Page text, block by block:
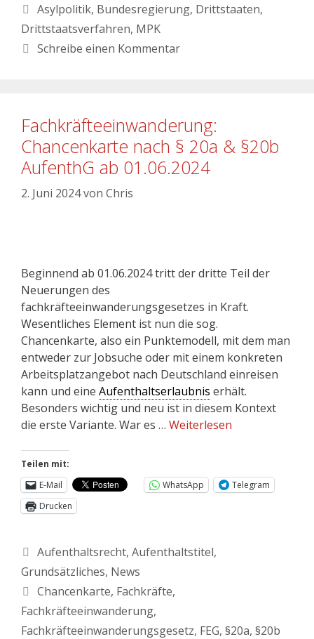
Asylpolitik, Bundesregierung, Drittstaaten,
Drittstaatsverfahren, MPK
Schreibe einen Kommentar
Fachkräfteeinwanderung:
Chancenkarte nach § 20a & §20b
AufenthG ab 01.06.2024
2. Juni 2024von Chris
Beginnend ab 01.06.2024 tritt der dritte Teil der
Neuerungen des
fachkräfteeinwanderungsgesetzes in Kraft.
Wesentliches Element ist nun die sog.
Chancenkarte, also ein Punktemodell, mit dem man
entweder zur Jobsuche oder mit einem konkreten
Arbeitsplatzangebot nach Deutschland einreisen
kann und eine Aufenthaltserlaubnis erhält.
Besonders wichtig und neu ist in diesem Kontext
die erste Variante. War es … Weiterlesen
Teilen mit:
E-Mail
WhatsApp
Telegram
Drucken
Aufenthaltsrecht, Aufenthaltstitel,
Grundsätzliches, News
Chancenkarte, Fachkräfte,
Fachkräfteeinwanderung,
Fachkräfteeinwanderungsgesetz, FEG, §20a, §20b